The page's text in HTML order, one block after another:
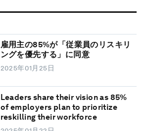
雇用主の85%が「従業員のリスキリ
ングを優先する」に同意
2025年01月25日
Leaders share their vision as 85%
of employers plan to prioritize
reskilling their workforce